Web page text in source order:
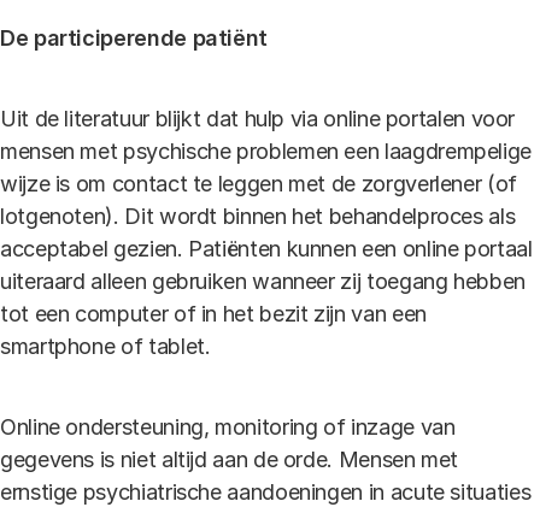
De participerende patiënt
Uit de literatuur blijkt dat hulp via online portalen voor
mensen met psychische problemen een laagdrempelige
wijze is om contact te leggen met de zorgverlener (of
lotgenoten). Dit wordt binnen het behandelproces als
acceptabel gezien. Patiënten kunnen een online portaal
uiteraard alleen gebruiken wanneer zij toegang hebben
tot een computer of in het bezit zijn van een
smartphone of tablet.
Online ondersteuning, monitoring of inzage van
gegevens is niet altijd aan de orde. Mensen met
ernstige psychiatrische aandoeningen in acute situaties